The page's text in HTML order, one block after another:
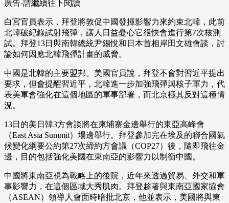
廣告-請繼續往下閱讀
白宮官員表示，拜登將敦促中國發揮影響力來約束北韓，此前
北韓破紀錄試射飛彈，讓人日益憂心它很快會進行第7次核測
試。拜登13日與南韓總統尹錫悅和日本首相岸田文雄會談，討
論如何因應北韓飛彈計畫的威脅。
中國是北韓的主要盟邦。美國官員說，拜登不會對習近平提出
要求，但會提醒習近平，北韓進一步加強飛彈與核子軍力，代
表美軍會強化在這個地區的軍事部署，而北京極其反對這種情
況。
13日的美日韓3方會談將在柬埔寨金邊舉行的東亞高峰會
（East Asia Summit）場邊舉行。拜登參加完在埃及的聯合國氣
候變化綱要公約第27次締約方會議（COP27）後，隨即飛往金
邊，目的包括強化美國在東南亞的影響力以制衡中國。
中國將東南亞視為戰略上的後院，近年來透過貿易、外交和軍
事影響力，在這個區域大秀肌肉。拜登趁著與東南亞國家協會
（ASEAN）領導人會面時暗批北京，他並表示，美國將與東